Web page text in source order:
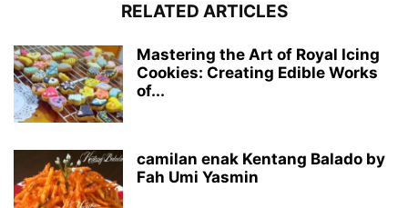
RELATED ARTICLES
Mastering the Art of Royal Icing
Cookies: Creating Edible Works
of...
camilan enak Kentang Balado by
Fah Umi Yasmin